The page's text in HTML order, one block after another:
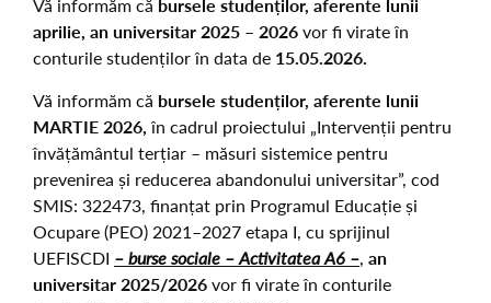
Vă informăm că bursele studenților, aferente lunii
aprilie, an universitar 2025 – 2026vor fi virate în
conturile studenților în data de 15.05.2026.
Vă informăm că bursele studenților, aferente lunii
MARTIE 2026,în cadrul proiectului „Intervenții pentru
învățământul terțiar – măsuri sistemice pentru
prevenirea și reducerea abandonului universitar”, cod
SMIS: 322473, finanțat prin Programul Educație și
Ocupare (PEO) 2021–2027 etapa I, cu sprijinul
UEFISCDI – burse sociale – Activitatea A6 –, an
universitar 2025/2026vor fi virate în conturile